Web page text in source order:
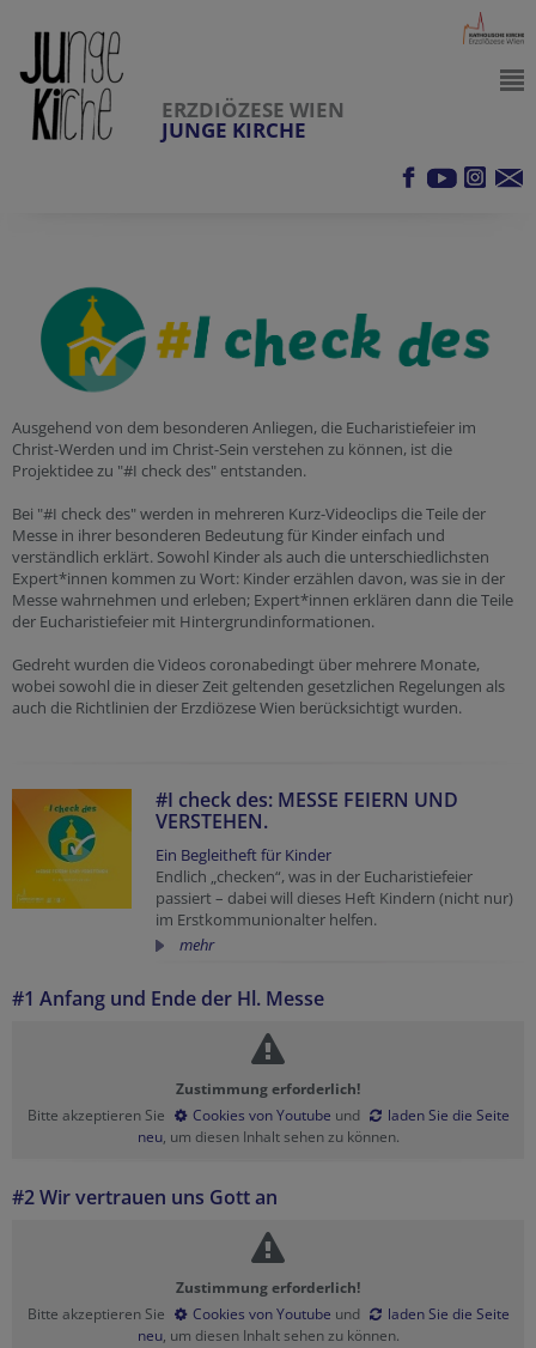
ERZDIÖZESE WIEN
JUNGE KIRCHE
Ausgehend von dem besonderen Anliegen, die Eucharistiefeier im
Christ-Werden und im Christ-Sein verstehen zu können, ist die
Projektidee zu "#I check des" entstanden.
Bei "#I check des" werden in mehreren Kurz-Videoclips die Teile der
Messe in ihrer besonderen Bedeutung für Kinder einfach und
verständlich erklärt. Sowohl Kinder als auch die unterschiedlichsten
Expert*innen kommen zu Wort: Kinder erzählen davon, was sie in der
Messe wahrnehmen und erleben; Expert*innen erklären dann die Teile
der Eucharistiefeier mit Hintergrundinformationen.
Gedreht wurden die Videos coronabedingt über mehrere Monate,
wobei sowohl die in dieser Zeit geltenden gesetzlichen Regelungen als
auch die Richtlinien der Erzdiözese Wien berücksichtigt wurden.
#I check des: MESSE FEIERN UND
VERSTEHEN.
Ein Begleitheft für Kinder
Endlich „checken“, was in der Eucharistiefeier
passiert – dabei will dieses Heft Kindern (nicht nur)
im Erstkommunionalter helfen.
mehr
#1 Anfang und Ende der Hl. Messe
Zustimmung erforderlich!
Bitte akzeptieren Sie
Cookies von Youtube und
laden Sie die Seite
neu, um diesen Inhalt sehen zu können.
#2 Wir vertrauen uns Gott an
Zustimmung erforderlich!
Bitte akzeptieren Sie
Cookies von Youtube und
laden Sie die Seite
neu, um diesen Inhalt sehen zu können.